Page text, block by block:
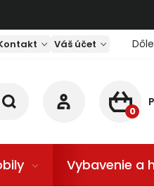
Váš účet
Vybavenie a